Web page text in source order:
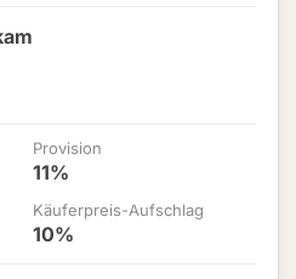
Provision
11%
Käuferpreis-Aufschlag
10%